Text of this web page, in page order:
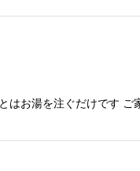
お湯を注ぐだけです